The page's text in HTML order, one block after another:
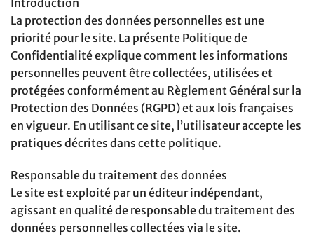
Introduction
La protection des données personnelles est une
priorité pour le site. La présente Politique de
Confidentialité explique comment les informations
personnelles peuvent être collectées, utilisées et
protégées conformément au Règlement Général sur la
Protection des Données (RGPD) et aux lois françaises
en vigueur. En utilisant ce site, l’utilisateur accepte les
pratiques décrites dans cette politique.
Responsable du traitement des données
Le site est exploité par un éditeur indépendant,
agissant en qualité de responsable du traitement des
données personnelles collectées via le site.